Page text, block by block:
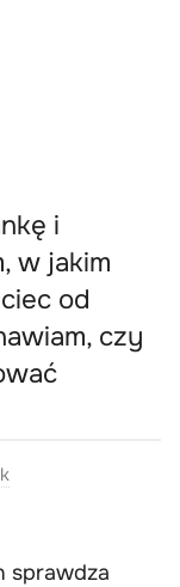
i
w jakim
od
czy
sprawdza